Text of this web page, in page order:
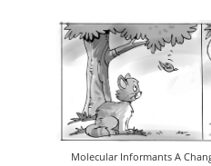
Molecular Informants A